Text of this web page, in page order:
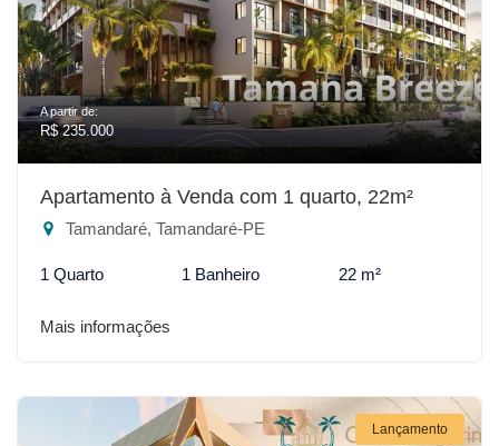
A partir de:
R$ 235.000
Apartamento à Venda com 1 quarto, 22m²
Tamandaré, Tamandaré-PE
1 Quarto 1 Banheiro 22 m²
Mais informações
Lançamento